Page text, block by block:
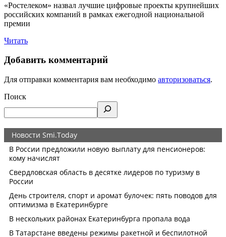
«Ростелеком» назвал лучшие цифровые проекты крупнейших
российских компаний в рамках ежегодной национальной
премии
Читать
Добавить комментарий
Для отправки комментария вам необходимо авторизоваться.
Поиск